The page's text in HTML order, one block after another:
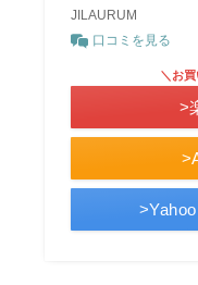
JILAURUM
口コミを見る
＼お
>